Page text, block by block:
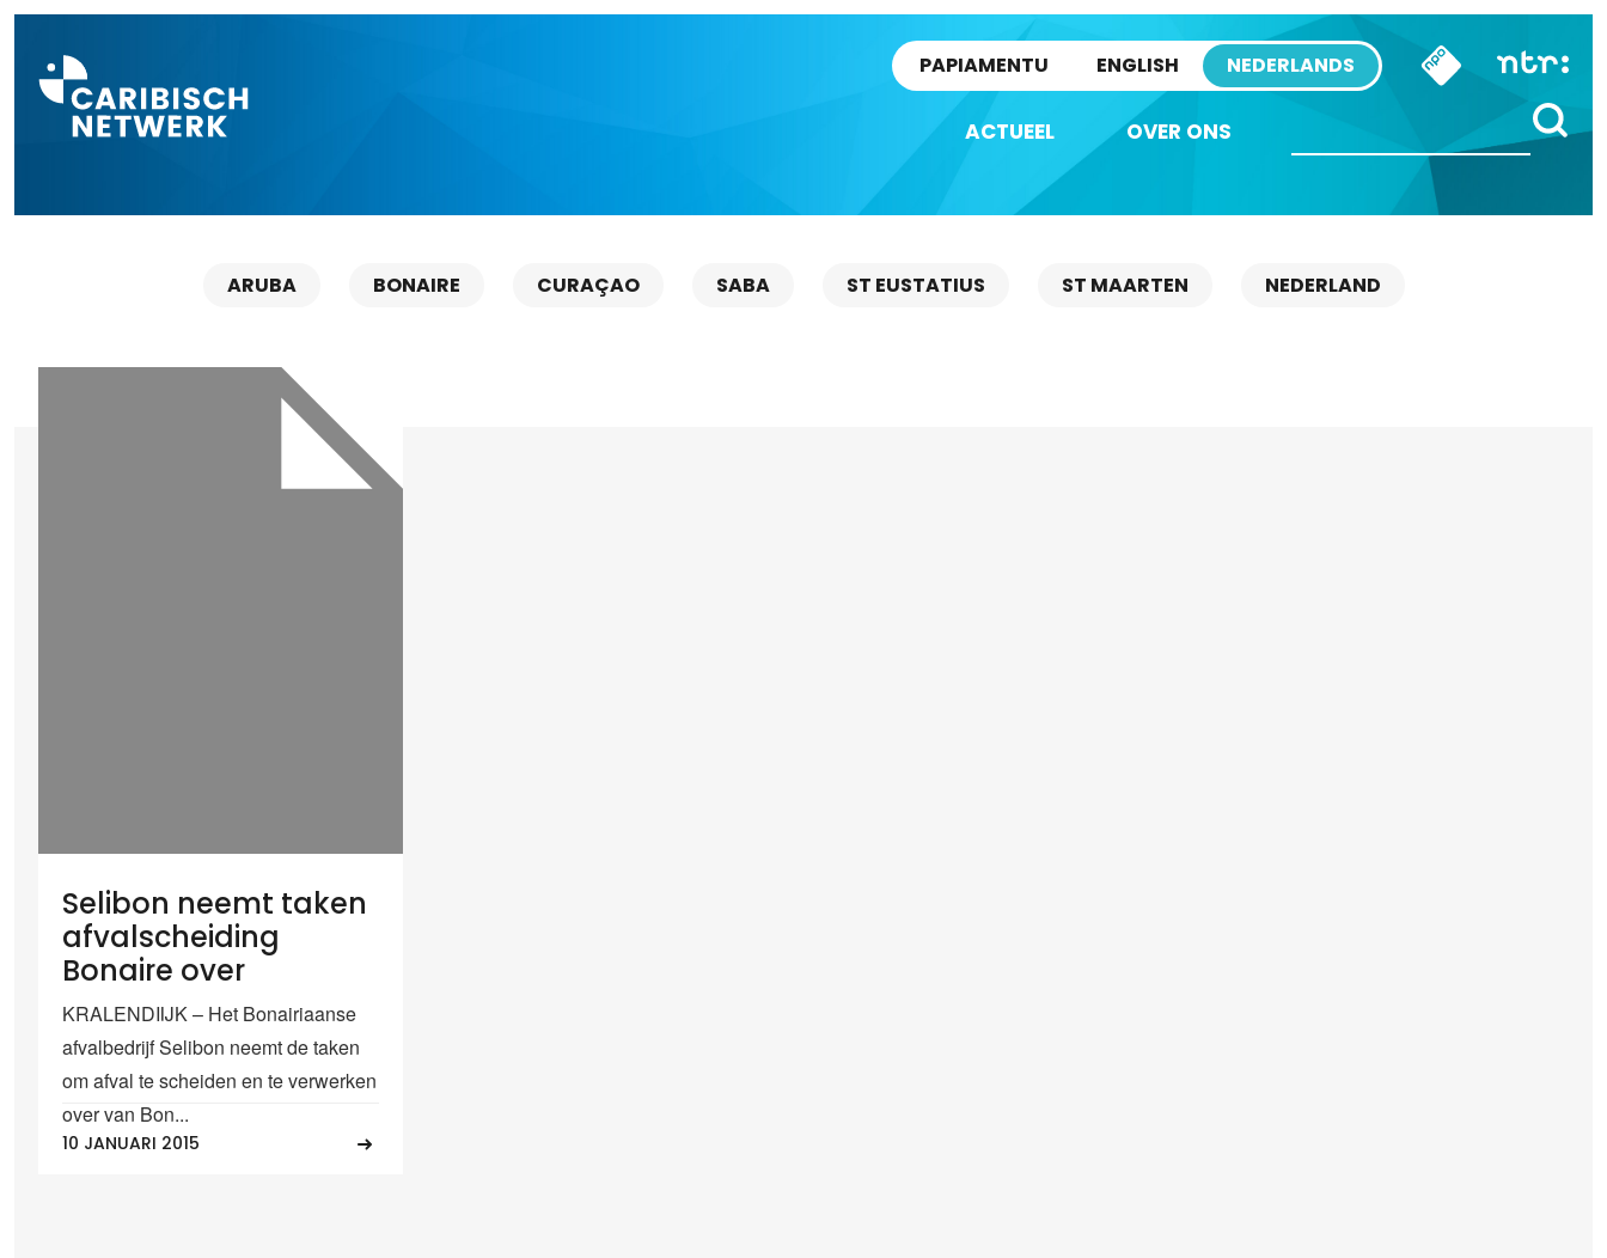
PAPIAMENTU ENGLISH NEDERLANDS
ACTUEEL OVER ONS
ARUBA BONAIRE CURAÇAO SABA ST EUSTATIUS ST MAARTEN NEDERLAND
Selibon neemt taken
afvalscheiding
Bonaire over
KRALENDIIJK – Het Bonairiaanse
afvalbedrijf Selibon neemt de taken
om afval te scheiden en te verwerken
over van Bon...
10 JANUARI 2015